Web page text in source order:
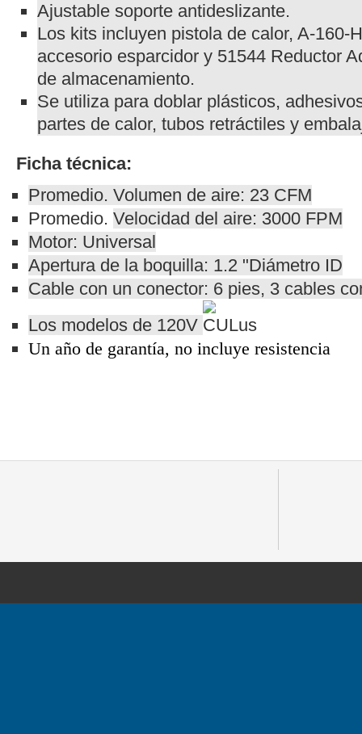
Ajustable soporte antideslizante.
Los kits incluyen pistola de calor, A-160-
accesorio esparcidor y 51544 Reductor
de almacenamiento.
Se utiliza para doblar plásticos,
partes de calor, tubos retráctiles y
Ficha técnica:
Promedio. Volumen de aire: 23 CFM
Promedio. Velocidad del aire: 3000 FPM
Motor: Universal
Apertura de la boquilla: 1.2 "Diámetro ID
Cable con un conector: 6 pies, 3 cables
Los modelos de 120V
Un año de garantía, no incluye resistencia